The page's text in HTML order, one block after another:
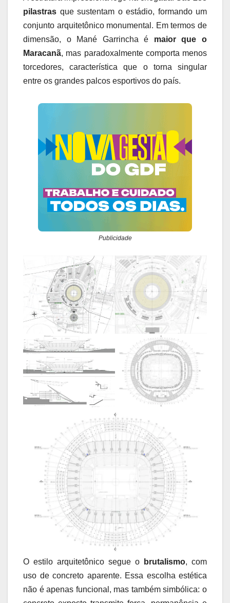
pilastras que sustentam o estádio, formando um
conjunto arquitetônico monumental. Em termos de
dimensão, o Mané Garrincha é maior que o
Maracanã, mas paradoxalmente comporta menos
torcedores, característica que o torna singular
entre os grandes palcos esportivos do país.
Publicidade
O estilo arquitetônico segue o brutalismo, com
uso de concreto aparente. Essa escolha estética
não é apenas funcional, mas também simbólica: o